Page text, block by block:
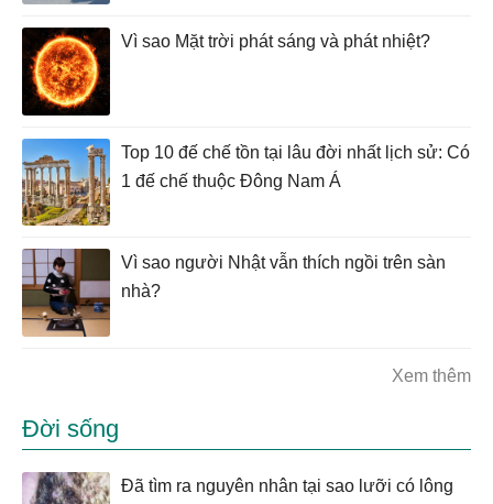
Vì sao Mặt trời phát sáng và phát nhiệt?
Top 10 đế chế tồn tại lâu đời nhất lịch sử: Có
1 đế chế thuộc Đông Nam Á
Vì sao người Nhật vẫn thích ngồi trên sàn
nhà?
Xem thêm
Đời sống
Đã tìm ra nguyên nhân tại sao lưỡi có lông